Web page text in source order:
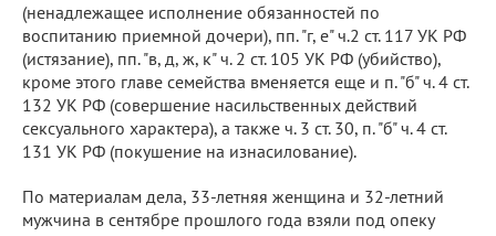
(ненадлежащее исполнение обязанностей по
воспитанию приемной дочери), пп. "г, е" ч.2 ст. 117 УК РФ
(истязание), пп. "в, д, ж, к" ч. 2 ст. 105 УК РФ (убийство),
кроме этого главе семейства вменяется еще и п. "б" ч. 4 ст.
132 УК РФ (совершение насильственных действий
сексуального характера), а также ч. 3 ст. 30, п. "б" ч. 4 ст.
131 УК РФ (покушение на изнасилование).
По материалам дела, 33-летняя женщина и 32-летний
мужчина в сентябре прошлого года взяли под опеку